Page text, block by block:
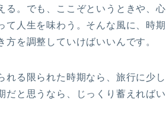
る。でも、ここぞというときや、心
て人生を味わう。そんな風に、時期
を調整していけばいいんです。
れる限られた時期なら、旅行に少し
だと思うなら、じっくり蓄えればい